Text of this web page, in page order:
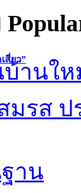
สี่ยว”านให
รส ป
าน